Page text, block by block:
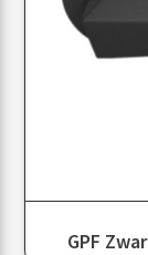
GPF